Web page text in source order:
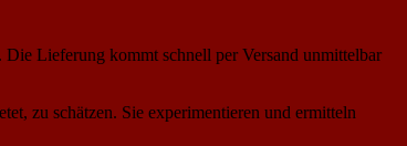
Die Lieferung kommt schnell per Versand unmittelbar
zu schätzen. Sie experimentieren und ermitteln